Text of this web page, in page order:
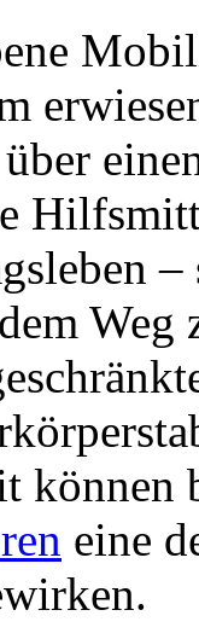
können
eine